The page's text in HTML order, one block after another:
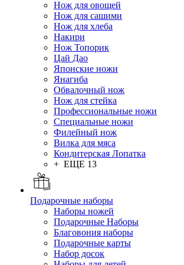
Нож для овощей
Нож для сашими
Нож для хлеба
Накири
Нож Топорик
Цай Дао
Японские ножи
Янагиба
Обвалочный нож
Нож для стейка
Профессиональные ножи
Специальные ножи
Филейный нож
Вилка для мяса
Кондитерская Лопатка
+ ЕЩЕ 13
Подарочные наборы
Наборы ножей
Подарочные Наборы
Благовония наборы
Подарочные карты
Набор досок